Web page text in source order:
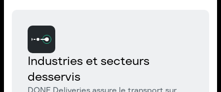
Industries et secteurs
desservis